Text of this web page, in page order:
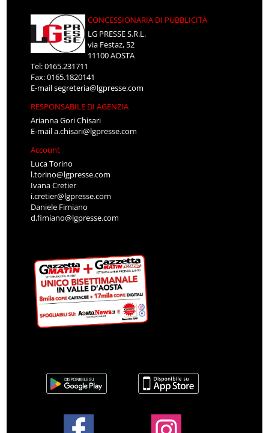
CONCESSIONARIA DI PUBBLICITÀ
LG PRESSE S.R.L.
via Festaz, 52
11100 AOSTA
Tel: 0165.231711
Fax: 0165.1820141
E-mailsegreteria@lgpresse.com
RESPONSABILE DI AGENZIA
Arianna Gori Chisari
E-maila.chisari@lgpresse.com
Account
Luca Torino
l.torino@lgpresse.com
Ivana Cretier
i.cretier@lgpresse.com
Daniele Fimiano
d.fimiano@lgpresse.com